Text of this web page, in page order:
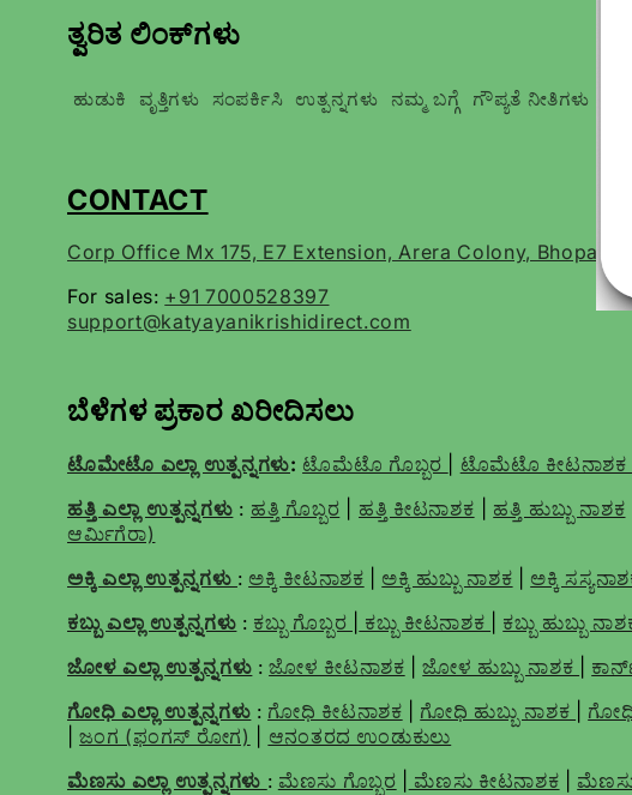
ತ್ವರಿತ ಲಿಂಕ್‌ಗಳು
ಹುಡುಕಿ ವೃತ್ತಿಗಳು ಸಂಪರ್ಕಿಸಿ ಉತ್ಪನ್ನಗಳು ನಮ್ಮ ಬಗ್ಗೆ ಗೌಪ್ಯತೆ ನೀತಿಗಳು
CONTACT
Corp Office Mx 175, E7 Extension, Arera Colony, Bhopal-
For sales: +91 7000528397
support@katyayanikrishidirect.com
ಬೆಳೆಗಳ ಪ್ರಕಾರ ಖರೀದಿಸಲು
ಟೊಮೇಟೊ ಎಲ್ಲಾ ಉತ್ಪನ್ನಗಳು: ಟೊಮೆಟೊ ಗೊಬ್ಬರ ಟೊಮೆಟೊ ಕೀಟನಾಶಕ
ಹತ್ತಿ ಎಲ್ಲಾ ಉತ್ಪನ್ನಗಳು : ಹತ್ತಿ ಗೊಬ್ಬರ ಹತ್ತಿ ಕೀಟನಾಶಕ ಹತ್ತಿ ಹುಬ್ಬು ನಾಶಕ
ಆರ್ಮಿಗೆರಾ)
ಅಕ್ಕಿ ಎಲ್ಲಾ ಉತ್ಪನ್ನಗಳು : ಅಕ್ಕಿ ಕೀಟನಾಶಕ ಅಕ್ಕಿ ಹುಬ್ಬು ನಾಶಕ ಅಕ್ಕಿ
ಕಬ್ಬು ಎಲ್ಲಾ ಉತ್ಪನ್ನಗಳು : ಕಬ್ಬು ಗೊಬ್ಬರ ಕಬ್ಬು ಕೀಟನಾಶಕ ಕಬ್ಬು ಹುಬ್ಬು
ಜೋಳ ಎಲ್ಲಾ ಉತ್ಪನ್ನಗಳು :ಜೋಳ ಕೀಟನಾಶಕ |ಜೋಳ ಹುಬ್ಬು ನಾಶಕ
ಗೋಧಿ ಎಲ್ಲಾ ಉತ್ಪನ್ನಗಳು : ಗೋಧಿ ಕೀಟನಾಶಕ ಗೋಧಿ ಹುಬ್ಬು ನಾಶಕ ಗೋಧಿ
|ಜಂಗ (ಫಂಗಸ್ ರೋಗ)
ಆನಂತರದ ಉಂಡುಕುಲು
ಮೆಣಸು ಎಲ್ಲಾ ಉತ್ಪನ್ನಗಳು : ಮೆಣಸು ಗೊಬ್ಬರ ಮೆಣಸು ಕೀಟನಾಶಕ ಮೆಣಸು